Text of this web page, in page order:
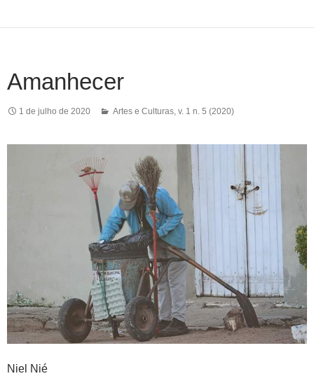
Amanhecer
1 de julho de 2020 Artes e Culturas v. 1 n. 5 (2020)
Niel Nié